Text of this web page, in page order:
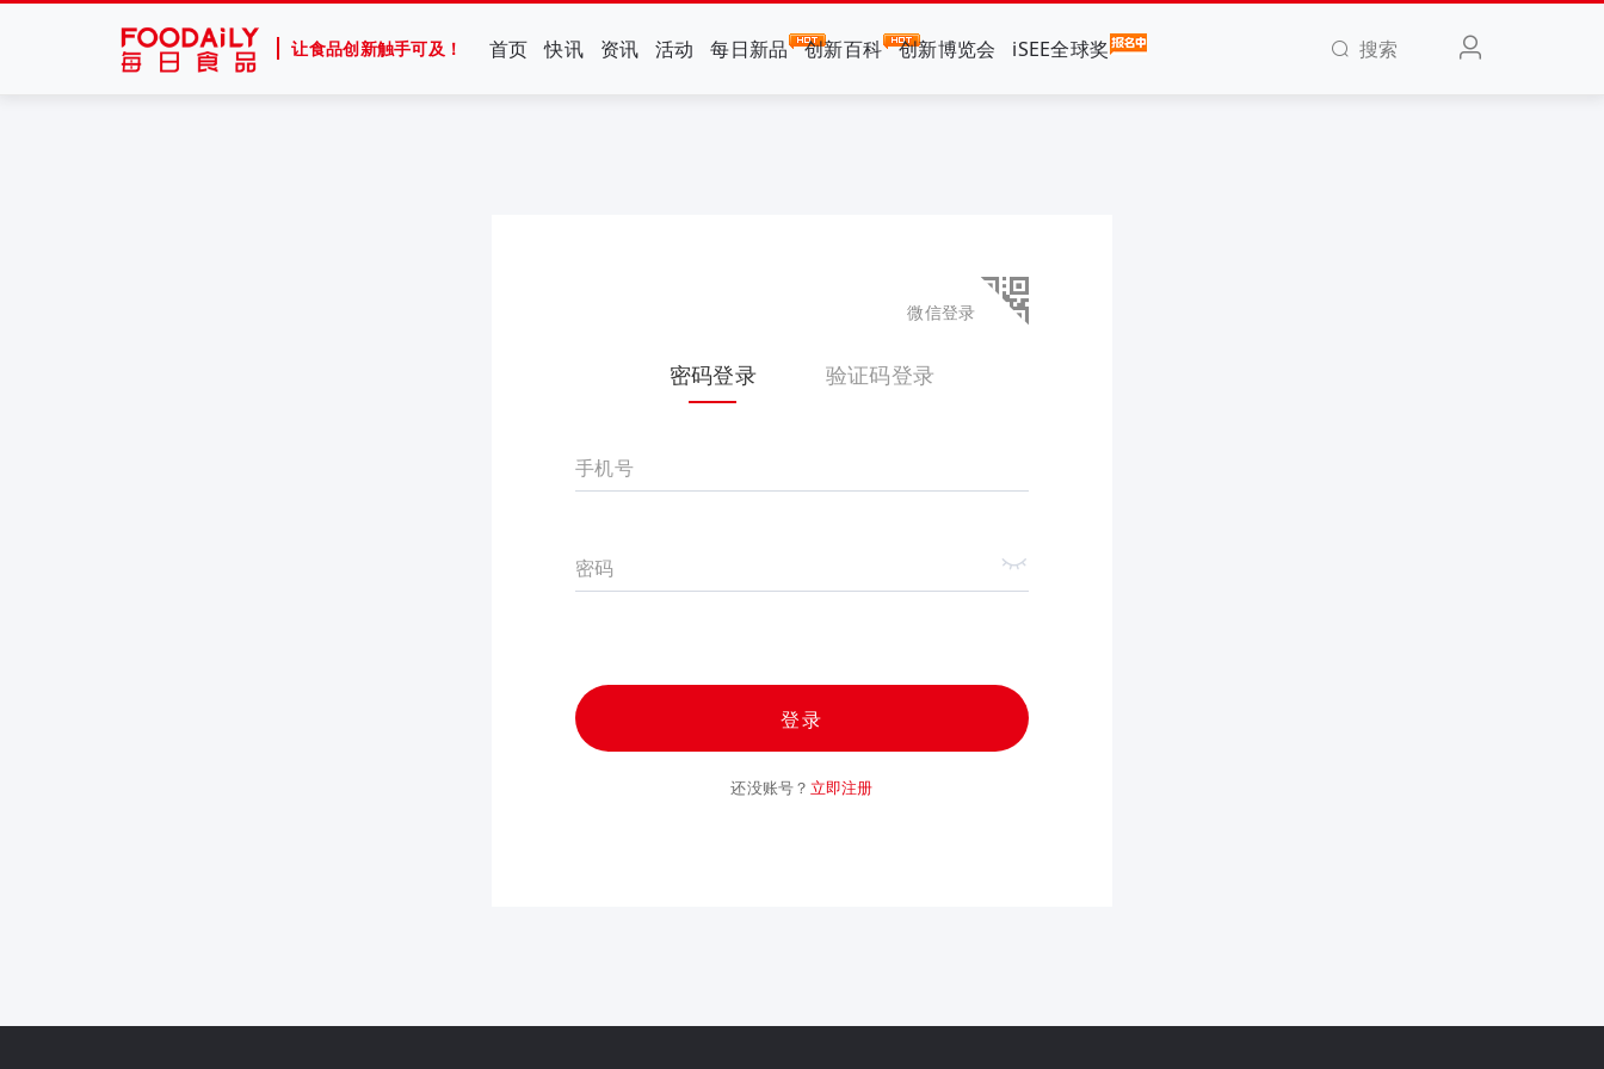
让食品创新触手可及！ 首页 快讯 资讯 活动 每日新品 创新百科 创新博览会 iSEE全球奖 搜索
微信登录
密码登录 验证码登录
手机号
密码
登录
还没账号？ 立即注册